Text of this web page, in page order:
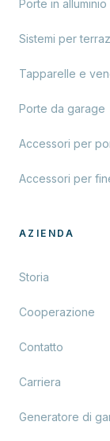
Porte in alluminio
Sistemi per
Tapparelle e
Porte da garage
Accessori per
Accessori per
AZIENDA
Storia
Cooperazione
Contatto
Carriera
Generatore di